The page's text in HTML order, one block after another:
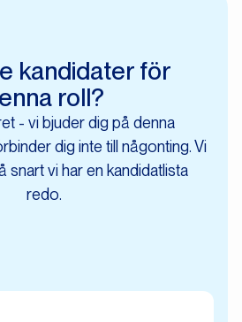
kandidater för
roll?
- vi bjuder dig på denna
dig inte till någonting. Vi
snart vi har en kandidatlista
redo.